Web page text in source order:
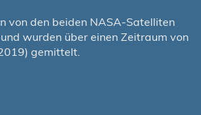
von den beiden NASA-Satelliten
und wurden über einen Zeitraum von
gemittelt.